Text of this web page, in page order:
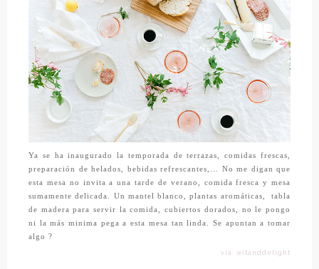
Ya se ha inaugurado la temporada de terrazas, comidas frescas,
preparación de helados, bebidas refrescantes,… No me digan que
esta mesa no invita a una tarde de verano, comida fresca y mesa
sumamente delicada. Un mantel blanco, plantas aromáticas,
tabla
de madera para servir la comida, cubiertos dorados, no le pongo
ni la más minima pega a esta mesa tan linda. Se apuntan a tomar
algo ?
vía: witanddelight